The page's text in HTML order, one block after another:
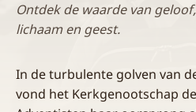
Ontdek de waarde van
lichaam en geest.
In de turbulente golven van
vond het Kerkgenootschap